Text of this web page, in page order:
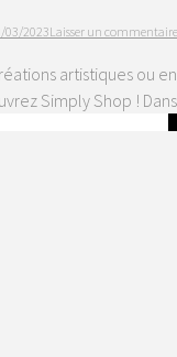
03/2023Laisser un commentaire
artistiques
Simply Shop !